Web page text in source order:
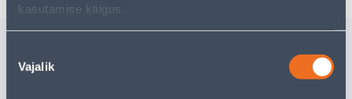
kasutamise käigus.
valik
Vajalik